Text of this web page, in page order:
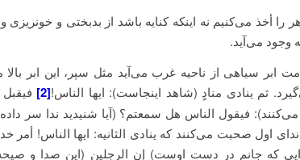
را أخذ می‌کنیم نه اینکه کنایه باشد از بدبختی و
وجود می‌آید.
ابر سیاهی از ناحیه غرب می‌آید مثل سپر، این ابر بالا
ثم ینادی منادٍ (شاهد اینجاست): ایها الناس![2]
فیقول الناس هل سمعتم‏؟ (آیا شنیدید ندا سر
ندای اول صحبت می‌کنند که ینادی الثانیه: ایها الناس! أمر
که جانم در دست اوست) إن الرجلین (این صدا و صیحه